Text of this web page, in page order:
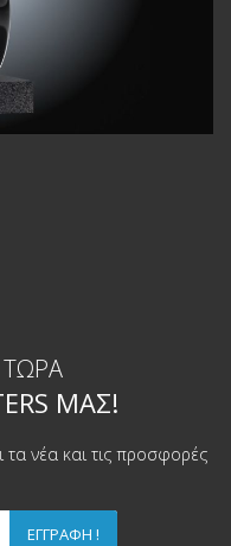
ΤΏΡΑ
ΜΑΣ!
τα νέα και τις προσφορές
ΕΓΓΡΑΦΉ !